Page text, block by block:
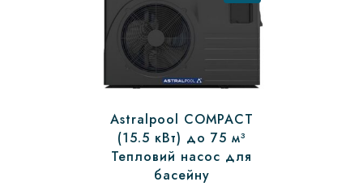
Astralpool COMPACT
(15.5 кВт) до 75 м³
Тепловий насос для
басейну